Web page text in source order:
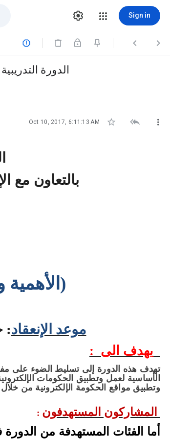
Sign in
  
الدورة
Oct 10, 2017, 6:11:13 AM   
بالتعاون مع
(الأهمية
موعد الإنعقاد:
يهدف الى :
تهدف هذه الدورة إلى تسليط الضوء على
الأساسية لعمل وتطبيق الحكومات
وتطبيق مواقع الحكومة الإلكترونية من
المشاركون المستهدفون :
أما الفئات المستهدفة من الدورة